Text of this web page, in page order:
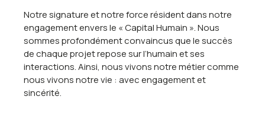
Notre signature et notre force résident dans notre
engagement envers le « Capital Humain ». Nous
sommes profondément convaincus que le succès
de chaque projet repose sur l’humain et ses
interactions. Ainsi, nous vivons notre métier comme
nous vivons notre vie : avec engagement et
sincérité.